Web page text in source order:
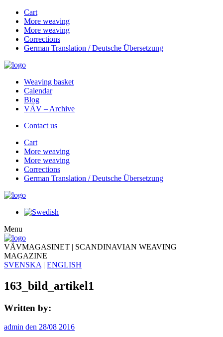
Cart
More weaving
More weaving
Corrections
German Translation / Deutsche Übersetzung
Weaving basket
Calendar
Blog
VÄV – Archive
Contact us
Cart
More weaving
More weaving
Corrections
German Translation / Deutsche Übersetzung
Menu
VÄVMAGASINET | SCANDINAVIAN WEAVING
MAGAZINE
SVENSKA | ENGLISH
163_bild_artikel1
Written by:
admin den 28/08 2016